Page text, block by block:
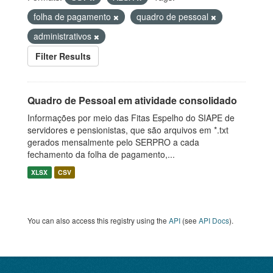
folha de pagamento
quadro de pessoal
administrativos
Filter Results
Quadro de Pessoal em atividade consolidado
Informações por meio das Fitas Espelho do SIAPE de
servidores e pensionistas, que são arquivos em *.txt
gerados mensalmente pelo SERPRO a cada
fechamento da folha de pagamento,...
XLSX CSV
You can also access this registry using the API (see API Docs).